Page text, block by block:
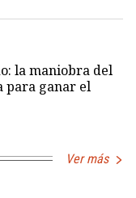
la maniobra del
para ganar el
Ver más